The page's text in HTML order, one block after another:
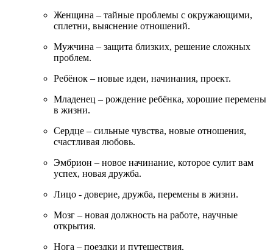
Женщина – тайные проблемы с окружающими,
сплетни, выяснение отношений.
Мужчина – защита близких, решение сложных
проблем.
Ребёнок – новые идеи, начинания, проект.
Младенец – рождение ребёнка, хорошие перемены
в жизни.
Сердце – сильные чувства, новые отношения,
счастливая любовь.
Эмбрион – новое начинание, которое сулит вам
успех, новая дружба.
Лицо - доверие, дружба, перемены в жизни.
Мозг – новая должность на работе, научные
открытия.
Нога – поездки и путешествия.